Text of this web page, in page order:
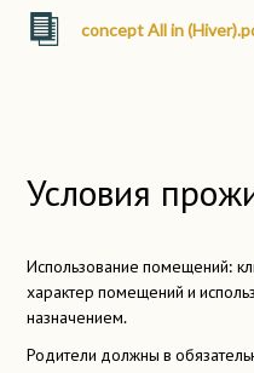
concept All in
Условия
Использование помещений:
характер помещений и
назначением.
Родители должны в